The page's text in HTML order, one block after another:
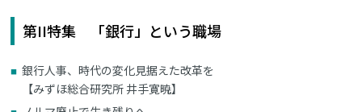
第II特集 「銀行」という職場
銀行人事、時代の変化見据えた改革を
【みずほ総合研究所 井手寛暁】